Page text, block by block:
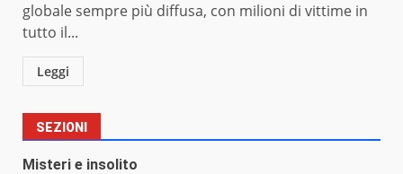
globale sempre più diffusa, con milioni di vittime in
tutto il...
Leggi
SEZIONI
Misteri e insolito